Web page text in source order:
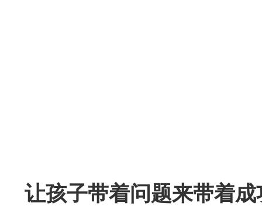
让孩子带着问题来带着成